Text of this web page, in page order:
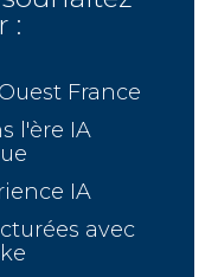
:
France
l'ère IA
IA
avec